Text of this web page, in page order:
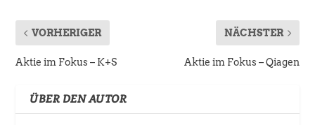
VORHERIGER
Aktie im Fokus – K+S
NÄCHSTER
Aktie im Fokus – Qiagen
ÜBER DEN AUTOR